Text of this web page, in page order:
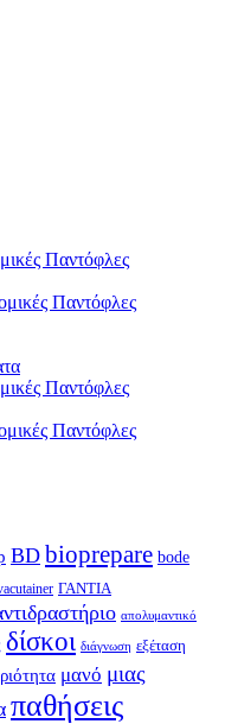
Παντόφλες
Παντόφλες
Παντόφλες
Παντόφλες
BD bioprepare bode
ΓΑΝΤΙΑ
απολυμαντικό
δίσκοι διάγνωση εξέταση
μανό μιας
παθήσεις